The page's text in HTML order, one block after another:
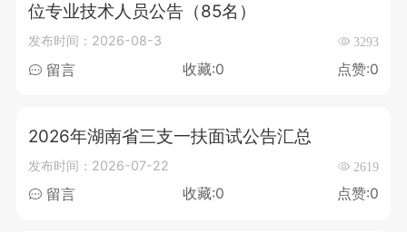
位专业技术人员公告（85名）
发布时间：2026-08-3 3293
留言 收藏:0 点赞:0
2026年湖南省三支一扶面试公告汇总
发布时间：2026-07-22 2619
留言 收藏:0 点赞:0